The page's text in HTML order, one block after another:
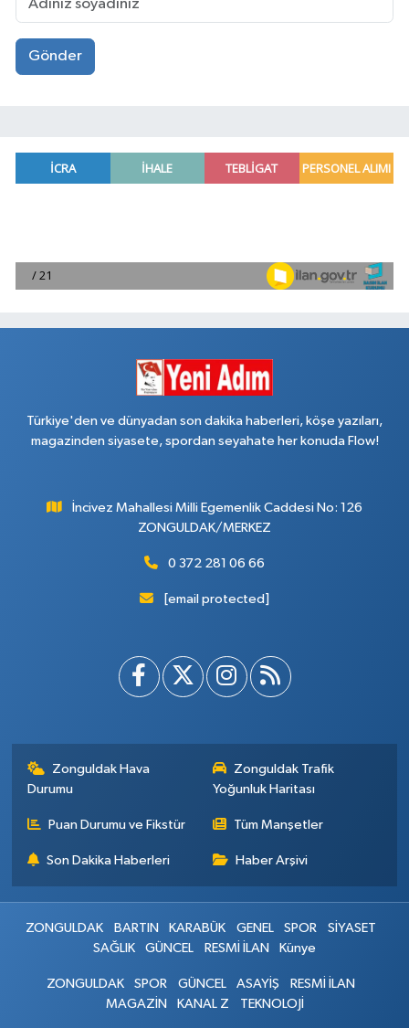
Gönder
Türkiye'den ve dünyadan son dakika haberleri, köşe yazıları,
magazinden siyasete, spordan seyahate her konuda Flow!
İncivez Mahallesi Milli Egemenlik Caddesi No: 126
ZONGULDAK/MERKEZ
0 372 281 06 66
[email protected]
Zonguldak Hava
Durumu
Zonguldak Trafik
Yoğunluk Haritası
Puan Durumu ve Fikstür Tüm Manşetler
Son Dakika Haberleri Haber Arşivi
ZONGULDAK BARTIN KARABÜK GENEL SPOR
SİYASET
SAĞLIK
GÜNCEL RESMİ İLAN Künye
ZONGULDAK SPOR GÜNCEL ASAYİŞ
RESMİ İLAN
MAGAZİN
KANAL Z TEKNOLOJİ